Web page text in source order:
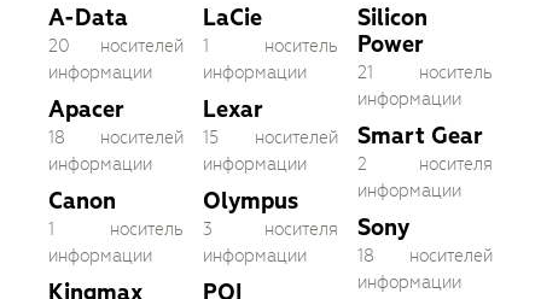
A-Data
20 носителей
информации
Apacer
18 носителей
информации
Canon
1 носитель
информации
Kingmax
LaCie
1 носитель
информации
Lexar
15 носителей
информации
Olympus
3 носителя
информации
PQI
Silicon
Power
21 носитель
информации
Smart Gear
2 носителя
информации
Sony
18 носителей
информации